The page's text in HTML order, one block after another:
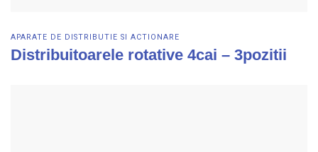
APARATE DE DISTRIBUTIE SI ACTIONARE
Distribuitoarele rotative 4cai – 3pozitii